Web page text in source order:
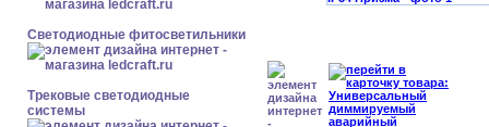
Светодиодные фитосветильники
Трековые светодиодные
системы